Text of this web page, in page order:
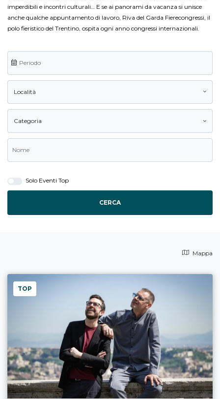
imperdibili e incontri culturali… E se ai panorami da vacanza si unisce
anche qualche appuntamento di lavoro, Riva del Garda Fierecongressi, il
polo fieristico del Trentino, ospita ogni anno congressi internazionali.
Località
Categoria
Solo Eventi Top
CERCA
Mappa
TOP